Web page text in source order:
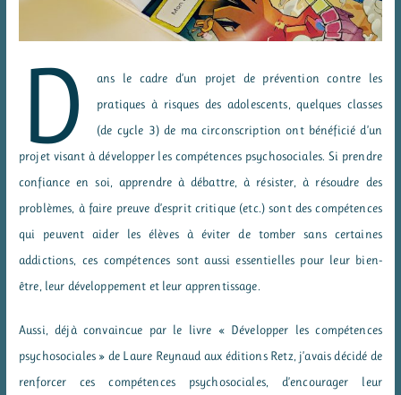
D
ans le cadre d’un projet de prévention contre les
pratiques à risques des adolescents, quelques classes
(de cycle 3) de ma circonscription ont bénéficié d’un
projet visant à développer les compétences psychosociales. Si prendre
confiance en soi, apprendre à débattre, à résister, à résoudre des
problèmes, à faire preuve d’esprit critique (etc.) sont des compétences
qui peuvent aider les élèves à éviter de tomber sans certaines
addictions, ces compétences sont aussi essentielles pour leur bien-
être, leur développement et leur apprentissage.
Aussi, déjà convaincue par le livre « Développer les compétences
psychosociales » de Laure Reynaud aux éditions Retz, j’avais décidé de
renforcer ces compétences psychosociales, d’encourager leur